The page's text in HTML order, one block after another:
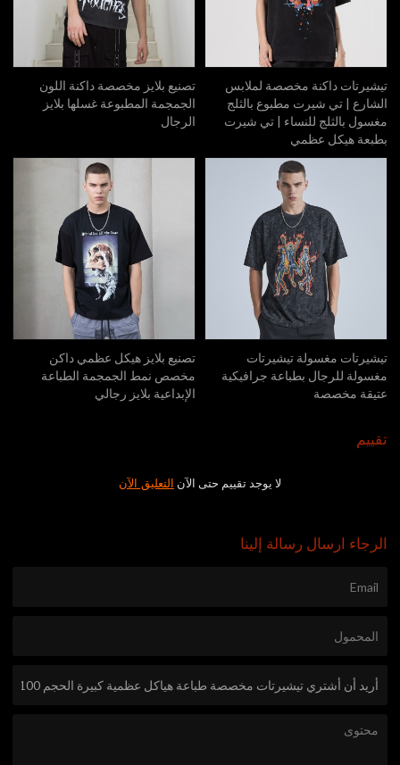
تيشيرتات داكنة مخصصة لملابس
الشارع | تي شيرت مطبوع بالثلج
مغسول بالثلج للنساء | تي شيرت
بطبعة هيكل عظمي
تصنيع بلايز مخصصة داكنة اللون
الجمجمة المطبوعة غسلها بلايز
الرجال
تيشيرتات مغسولة تيشيرتات
مغسولة للرجال بطباعة جرافيكية
عتيقة مخصصة
تصنيع بلايز هيكل عظمي داكن
مخصص نمط الجمجمة الطباعة
الإبداعية بلايز رجالي
تقييم
لا يوجد تقييم حتى الآن التعليق الآن
الرجاء ارسال رسالة إلينا